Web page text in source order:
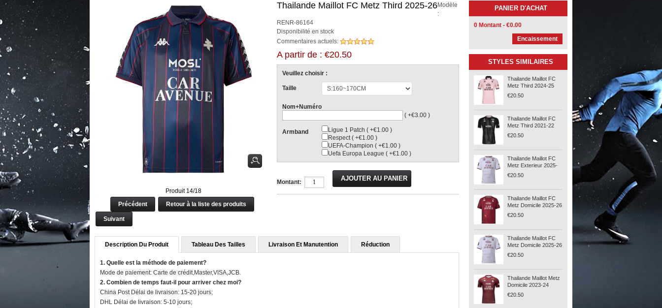
Produit 14/18
Précédent
Retour à la liste des produits
Suivant
Thailande Maillot FC Metz Third 2025-26Modèle
:
RENR-86164
Disponibilité en stock
Commentaires actuels:
A partir de : €20.50
Veuillez choisir :
Taille
Nom+Numéro
( +€3.00 )
Armband
Ligue 1 Patch ( +€1.00 )
Respect ( +€1.00 )
UEFA-Champion ( +€1.00 )
Uefa Europa League ( +€1.00 )
Montant:
Description Du Produit Tableau Des Tailles Livraison Et Manutention Réduction
1. Quelle est la méthode de paiement?
Mode de paiement: Carte de crédit,Master,VISA,JCB.
2. Combien de temps faut-il pour arriver chez moi?
China Post Délai de livraison: 15-20 jours;
DHL Délai de livraison: 5-10 jours;
PANIER D'ACHAT
0 Montant - €0.00
Encaissement
STYLES SIMILAIRES
Thailande Maillot FC
Metz Third 2024-25
€20.50
Thailande Maillot FC
Metz Third 2021-22
€20.50
Thailande Maillot FC
Metz Exterieur 2025-
26
€20.50
Thailande Maillot FC
Metz Domicile 2025-26
€20.50
Thailande Maillot FC
Metz Domicile 2025-26
€20.50
Thailande Maillot Metz
Domicile 2023-24
€20.50